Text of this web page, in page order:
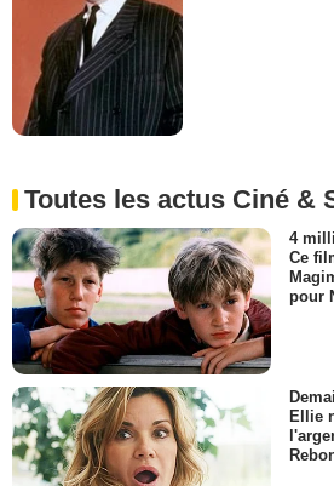
Toutes les actus Ciné &
4
Ce
pour
Ellie